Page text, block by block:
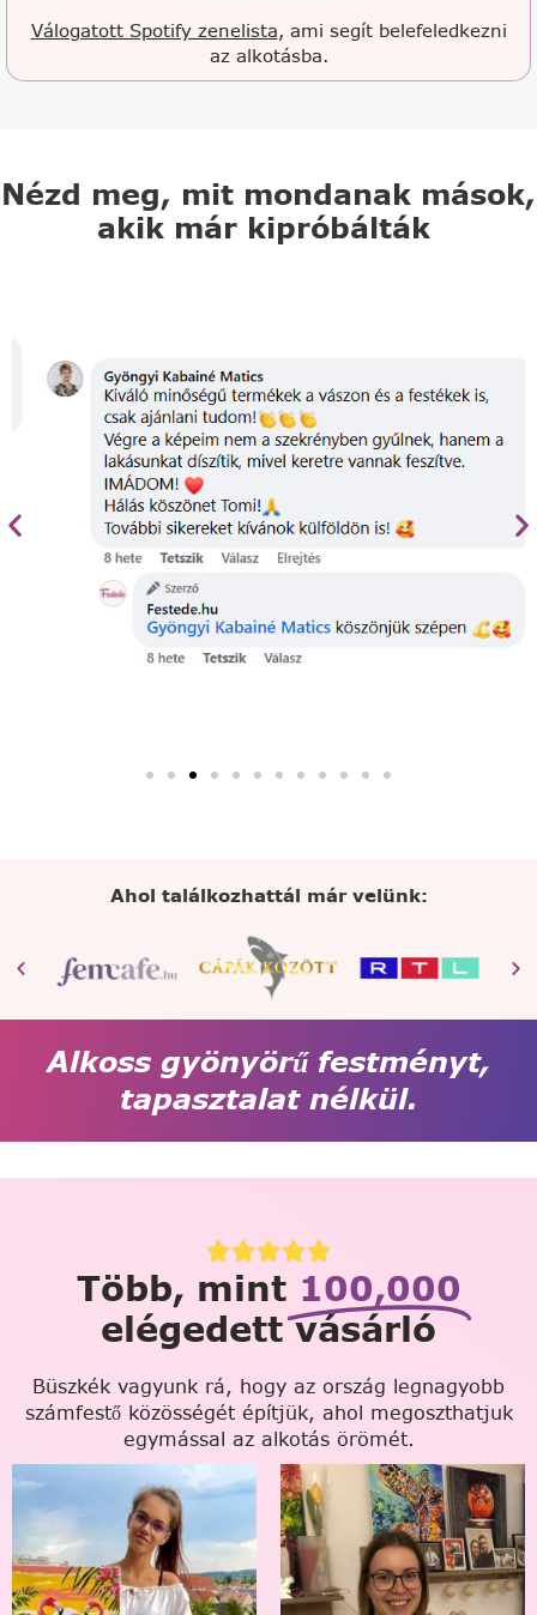
Válogatott Spotify zenelista, ami segít belefeledkezni
az alkotásba.
Nézd meg, mit mondanak mások,
akik már kipróbálták
Ahol találkozhattál már velünk:
Alkoss gyönyörű festményt,
tapasztalat nélkül.
Több, mint 100,000
elégedett vásárló
Büszkék vagyunk rá, hogy az ország legnagyobb
számfestő közösségét építjük, ahol megoszthatjuk
egymással az alkotás örömét.